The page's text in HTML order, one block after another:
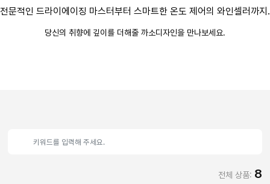
전문적인 드라이에이징 마스터부터 스마트한 온도 제어의 와인셀러까지.
당신의 취향에 깊이를 더해줄 까소디자인을 만나보세요.
전체 상품: 8